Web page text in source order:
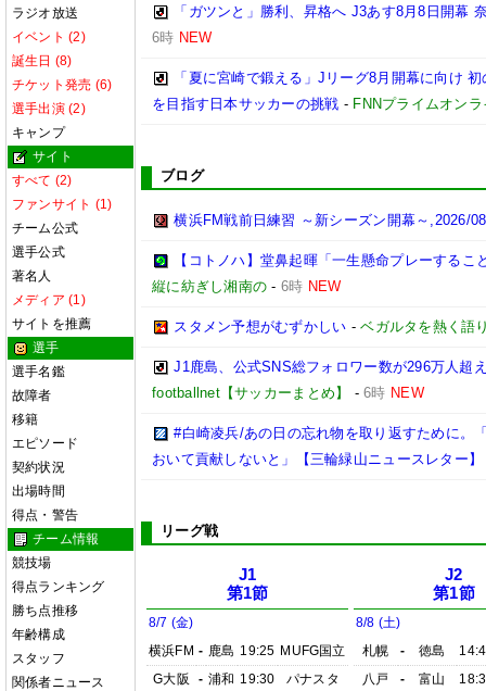
ラジオ放送
イベント (2)
誕生日 (8)
チケット発売 (6)
選手出演 (2)
キャンプ
サイト
すべて (2)
ファンサイト (1)
チーム公式
選手公式
著名人
メディア (1)
サイトを推薦
選手
選手名鑑
故障者
移籍
エピソード
契約状況
出場時間
得点・警告
チーム情報
競技場
得点ランキング
勝ち点推移
年齢構成
スタッフ
関係者ニュース
「ガツンと」勝利、昇格へ J3あす8月8日開幕
6時 NEW
「夏に宮崎で鍛える」Jリーグ8月開幕に向け
を目指す日本サッカーの挑戦 - FNNプライムオンラ
ブログ
横浜FM戦前日練習 ～新シーズン開幕～,2026/
【コトノハ】堂鼻起暉「一生懸命プレーする
縦に紡ぎし湘南の - 6時 NEW
スタメン予想がむずかしい -ベガルタを熱く語
J1鹿島、公式SNS総フォロワー数が296万人超
footballnet【サッカーまとめ】
-6時 NEW
#白崎凌兵/あの日の忘れ物を取り返すために。
おいて貢献しないと」【三輪緑山ニュースレター】
リーグ戦
J1
第1節
8/7 (金)
横浜FM - 鹿島 19:25 MUFG国立
G大阪
- 浦和 19:30
パナスタ
J2
第1節
8/8 (土)
札幌
- 徳島
八戸
- 富山